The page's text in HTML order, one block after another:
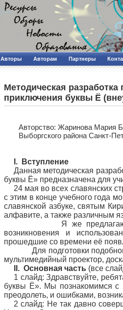
Авторы Авторам Партнеры
Методическая
приключения буквы Ё
Авторcтво: Жаринова Мария
Выборгского района Санкт-
I. Вступление
Данная методическая
буквы Ё» предназначена для
24 мая во всех славянских
с этим в конце учебного года
славянской азбуке, святым
алфавите, а также различным
Я же предлагаю
возникновения и
прошедшие со времени её
Для подготовки
мультимедийный проектор,
II. Основная часть (все
1 слайд: Здравствуйте,
буквы Ё». Мы познакомимся с
преодолеть, и ошибками,
2 слайд: Не так давно